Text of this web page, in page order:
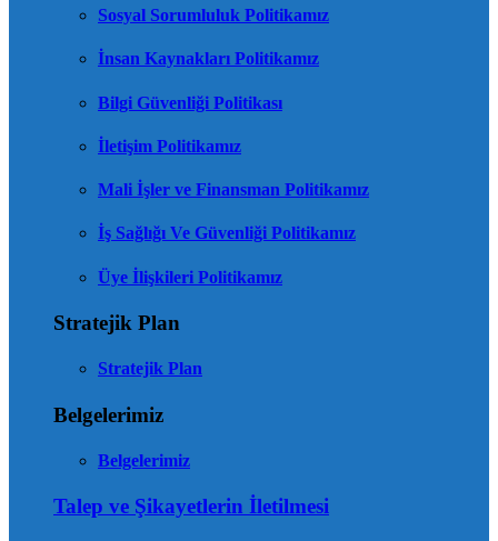
Sosyal Sorumluluk Politikamız
İnsan Kaynakları Politikamız
Bilgi Güvenliği Politikası
İletişim Politikamız
Mali İşler ve Finansman Politikamız
İş Sağlığı Ve Güvenliği Politikamız
Üye İlişkileri Politikamız
Stratejik Plan
Stratejik Plan
Belgelerimiz
Belgelerimiz
Talep ve Şikayetlerin İletilmesi